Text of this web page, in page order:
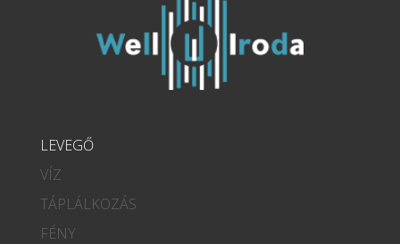
LEVEGŐ
VÍZ
TÁPLÁLKOZÁS
FÉNY